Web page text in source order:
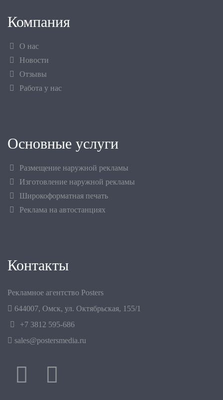
Компания
О нас
Новости
Отзывы
Работа у нас
Основные услуги
Размещение наружной рекламы
Изготовление наружной рекламы
Широкоформатная печать
Реклама на автостанциях
Контакты
Рекламное агентство Posters
644007, Омск, ул. Октябрьская, 155/1
+7 3812 595-686
sales@postersmedia.ru